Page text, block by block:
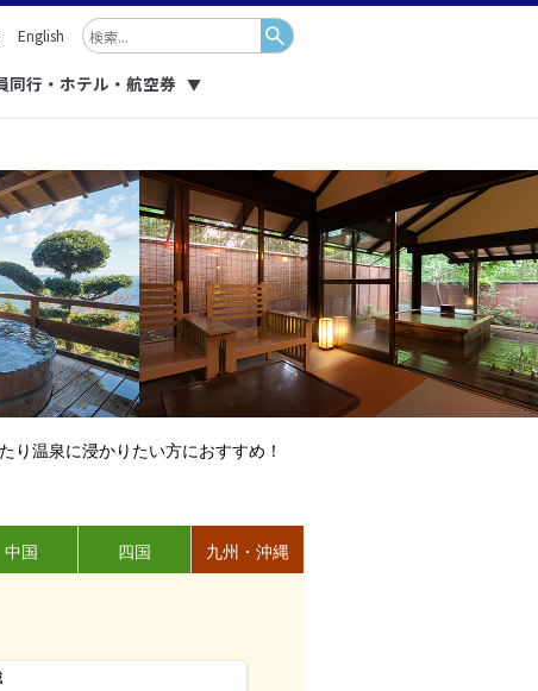
English
同行・ホテル・航空券 ▼
り温泉に浸かりたい方におすすめ！
中国 四国 九州・沖縄